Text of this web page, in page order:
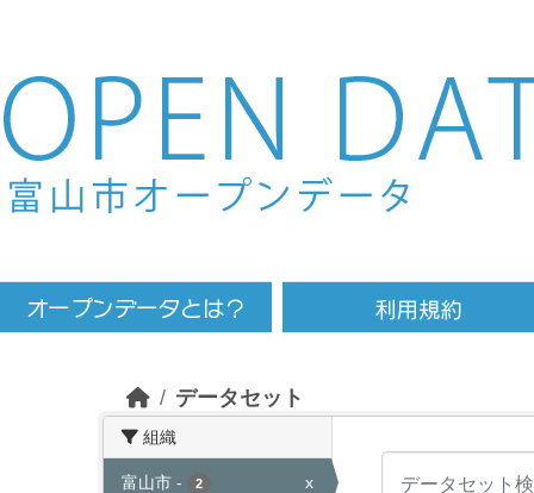
Skip to main content
データセット
組織
富山市 - 2 x